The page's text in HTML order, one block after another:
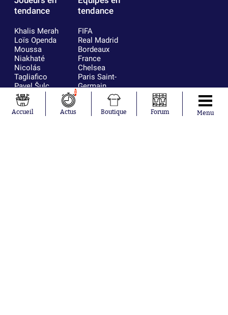
tendance
Khalis Merah
Loïs Openda
Moussa
Niakhaté
Nicolás
Tagliafico
Pavel Šulc
Gauthier Hein
Lionel Messi
Gonzalo
tendance
FIFA
Real Madrid
Bordeaux
France
Chelsea
Paris Saint-
Germain
Olympique
AC Milan
Accueil
1
Actus Boutique Forum Menu